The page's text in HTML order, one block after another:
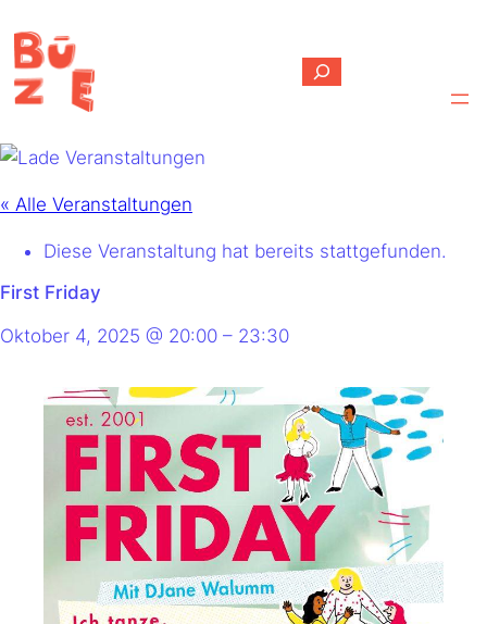
Suchen
« Alle Veranstaltungen
Diese Veranstaltung hat bereits stattgefunden.
First Friday
Oktober 4, 2025 @ 20:00 – 23:30